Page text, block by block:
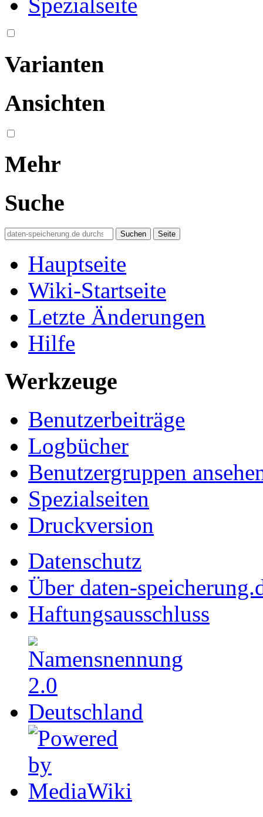
Spezialseite
Varianten
Ansichten
Mehr
Suche
Hauptseite
Wiki-Startseite
Letzte Änderungen
Hilfe
Werkzeuge
Benutzerbeiträge
Logbücher
Benutzergruppen
Spezialseiten
Druckversion
Datenschutz
Über daten-
Haftungsausschluss